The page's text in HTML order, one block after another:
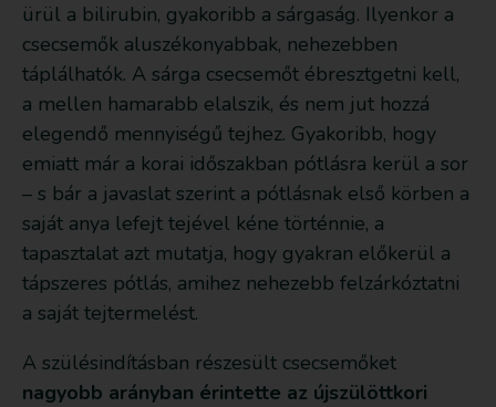
ürül a bilirubin, gyakoribb a sárgaság. Ilyenkor a
csecsemők aluszékonyabbak, nehezebben
táplálhatók. A sárga csecsemőt ébresztgetni kell,
a mellen hamarabb elalszik, és nem jut hozzá
elegendő mennyiségű tejhez. Gyakoribb, hogy
emiatt már a korai időszakban pótlásra kerül a sor
– s bár a javaslat szerint a pótlásnak első körben a
saját anya lefejt tejével kéne történnie, a
tapasztalat azt mutatja, hogy gyakran előkerül a
tápszeres pótlás, amihez nehezebb felzárkóztatni
a saját tejtermelést.
A szülésindításban részesült csecsemőket
nagyobb arányban érintette az újszülöttkori